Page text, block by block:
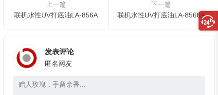
上一篇
联机水性UV打底油LA-856A
下一篇
联机水性UV打底油LA-8566A
发表评论
匿名网友